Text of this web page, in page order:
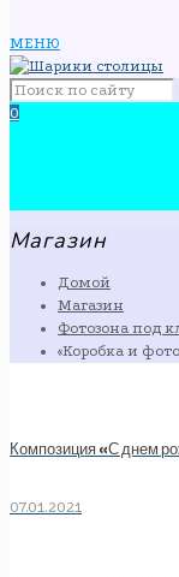
МЕНЮ
0
Магазин
Домой
Магазин
Фотозона под
«Коробка и
Композиция «С днем
07.01.2021